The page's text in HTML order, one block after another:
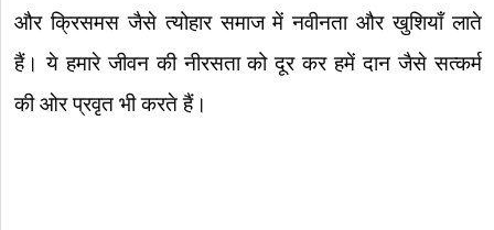
और क्रिसमस जैसे त्योहार समाज में नवीनता और खुशियाँ लाते
हैं। ये हमारे जीवन की नीरसता को दूर कर हमें दान जैसे सत्कर्म
की ओर प्रवृत भी करते हैं।